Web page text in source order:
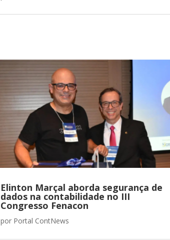
Elinton Marçal aborda segurança de
dados na contabilidade no III
Congresso Fenacon
por Portal ContNews